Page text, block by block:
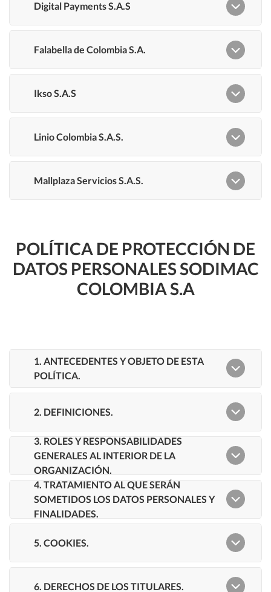
Homecenter
POLÍTICA DE PROTECCIÓN DE
DATOS PERSONALES SODIMAC
COLOMBIA S.A